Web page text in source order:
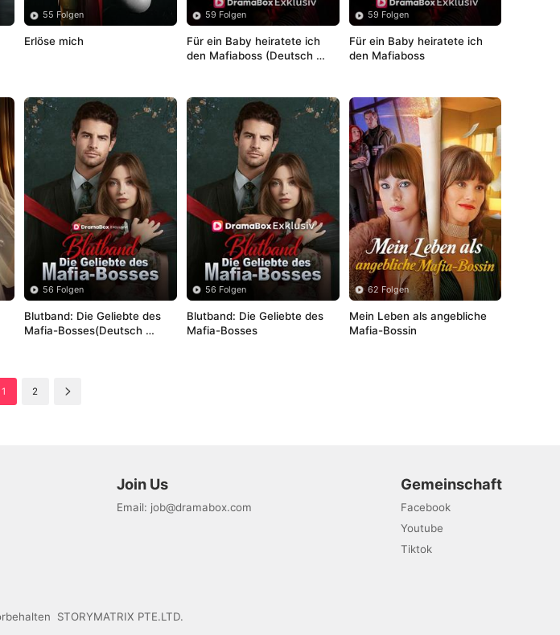
55 Folgen
Erlöse mich
59 Folgen
Für ein Baby heiratete ich
den Mafiaboss (Deutsch
59 Folgen
Für ein Baby heiratete ich
den Mafiaboss
56 Folgen
Blutband: Die Geliebte des
Mafia-Bosses(Deutsch
56 Folgen
Blutband: Die Geliebte des
Mafia-Bosses
62 Folgen
Mein Leben als angebliche
Mafia-Bossin
1 2
Join Us
Email: job@dramabox.com
Gemeinschaft
Facebook
Youtube
Tiktok
STORYMATRIX PTE.LTD.